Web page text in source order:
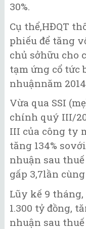
30%.
Cụ thể,HĐQT
phiếu để tăng
chủ sởhữu cho
tạm ứng cổ tức
nhuậnnăm
Vừa qua SSI
chính quý III/
III của công ty
tăng 134%
nhuận sau
gấp 3,7lần
Lũy kế 9
1.300 tỷ đồng,
nhuận sau